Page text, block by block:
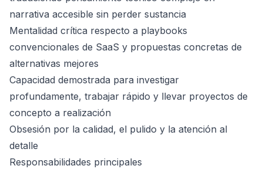
narrativa accesible sin perder sustancia
Mentalidad crítica respecto a playbooks
convencionales de SaaS y propuestas concretas de
alternativas mejores
Capacidad demostrada para investigar
profundamente, trabajar rápido y llevar proyectos de
concepto a realización
Obsesión por la calidad, el pulido y la atención al
detalle
Responsabilidades principales